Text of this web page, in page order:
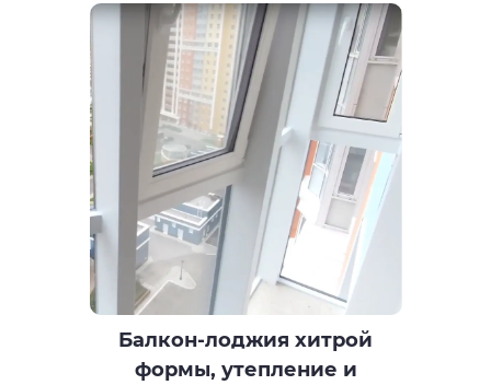
Балкон-лоджия хитрой
формы, утепление и